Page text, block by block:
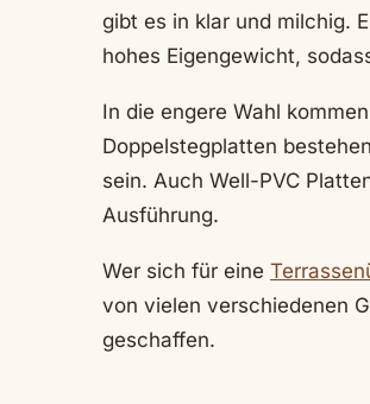
gibt es in klar und milchig.
hohes Eigengewicht,
In die engere Wahl
Doppelstegplatten
sein. Auch Well-PVC
Ausführung.
Wer sich für eine
von vielen verschiedenen
geschaffen.